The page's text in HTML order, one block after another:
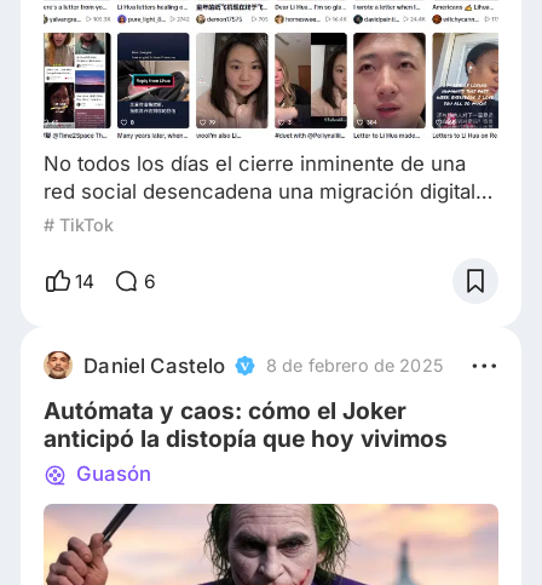
No todos los días el cierre inminente de una
red social desencadena una migración digital
global, pero eso es exactamente lo que pasó
Estados Unidos avanzaba para prohibir TikTok,
conservadoras, huían a un refugio
impredecible: Xiaohongshu (la aplicación de
una red social China) o,
# TikTok
14 6
Daniel Castelo 8 de febrero de 2025
Autómata y caos: cómo el Joker
anticipó la distopía que hoy vivimos
Guasón